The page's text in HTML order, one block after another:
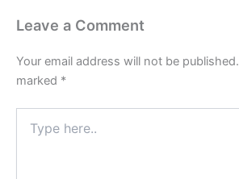
Leave a Comment
Your email address will not be published.
marked *
here..